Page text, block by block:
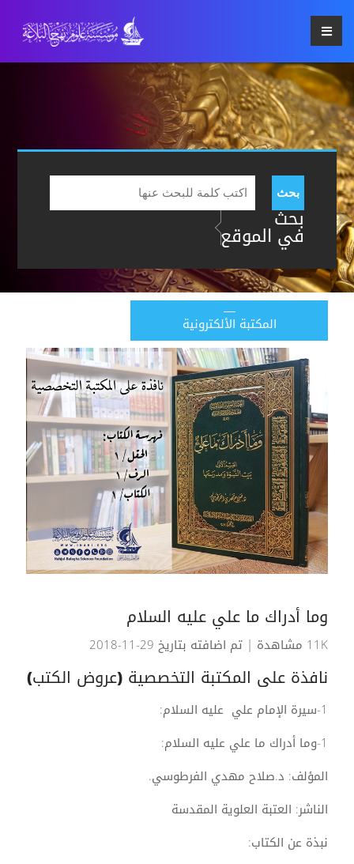
بحث
بحث
في الموقع
المكتبة الألكترونية
وما أدراك ما علي عليه السلام
11K مشاهدة | تم اضافته بتاريخ 29-11-2018
نافذة على المكتبة التخصصية (عروض الكتب)
1-سيرة الإمام علي عليه السلام:
1-وما أدراك ما علي عليه السلام:
المؤلف: د.صلاح مهدي الفرطوسي.
الناشر: العتبة العلوية المقدسة
نبذة عن الكتاب: